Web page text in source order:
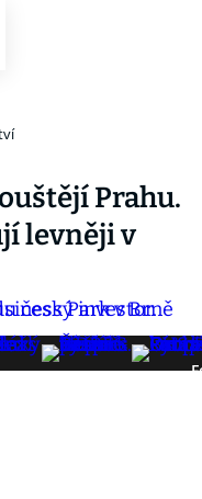
Prahu.
levněji v